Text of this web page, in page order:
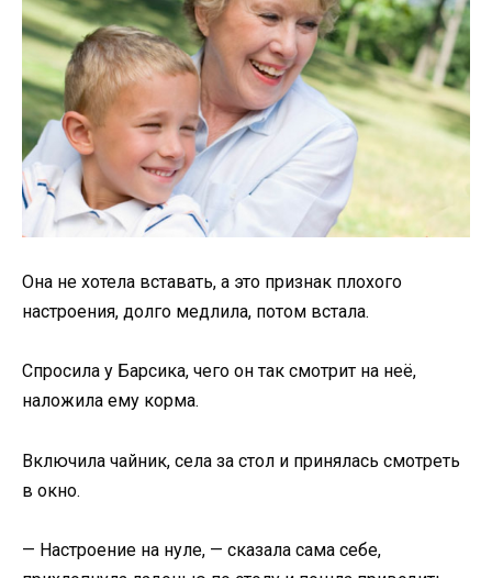
Она не хотела вставать, а это признак плохого
настроения, долго медлила, потом встала.
Спросила у Барсика, чего он так смотрит на неё,
наложила ему корма.
Включила чайник, села за стол и принялась смотреть
в окно.
— Настроение на нуле, — сказала сама себе,